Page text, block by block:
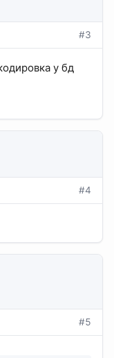
#3
у бд
#4
#5